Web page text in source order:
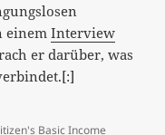
einemInterview
er darüber, was
Basic Income